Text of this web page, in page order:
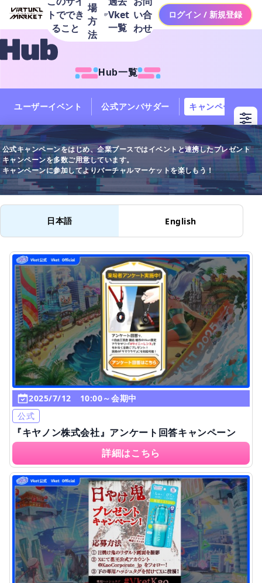
トででき
ること
場
方
法
Vket
一覧
い合
わせ
ログイン / 新規登録
Hub一覧
ユーザーイベント 公式アンバサダー キャンペーン
公式キャンペーンをはじめ、企業ブースではイベントと連携したプレゼント
キャンペーンを多数ご用意しています。
キャンペーンに参加してよりバーチャルマーケットを楽しもう！
日本語 English
2025/7/12 10:00～会期中
公式
『キヤノン株式会社』アンケート回答キャンペーン
詳細はこちら